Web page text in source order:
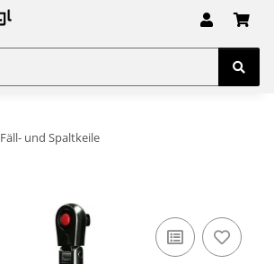
Fäll- und Spaltkeile